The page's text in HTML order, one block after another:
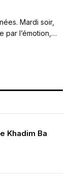
Mardi soir,
par l’émotion,…
Khadim Ba